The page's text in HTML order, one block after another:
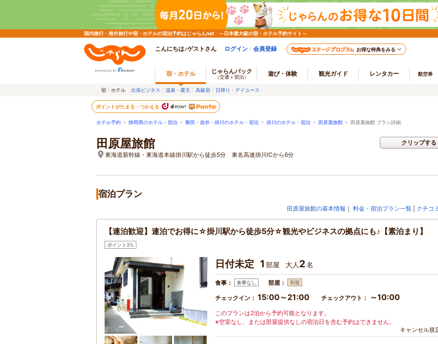
国内旅行・海外旅行や宿・ホテルの宿泊予約はじゃらんnet ～日本最大級の宿・ホテル予約サイト～
こんにちは♪ゲストさん ログイン 会員登録 お得な特典をみる
宿・ホテル じゃらんパック
（交通＋宿泊） 遊び・体験 観光ガイド レンタカー 航空券
宿・ホテル 出張ビジネス 温泉・露天 高級宿 日帰り・デイユース
ポイントがたまる・つかえる
ホテル予約 > 静岡県のホテル・宿泊 > 磐田・袋井・掛川のホテル・宿泊 > 掛川のホテル・宿泊 > 田原屋旅館 > 田原屋旅館 プラン詳細
田原屋旅館
東海道新幹線・東海道本線掛川駅から徒歩5分 東名高速掛川ICから6分
クリップする
宿泊プラン
田原屋旅館の基本情報 ｜ 料金・宿泊プラン一覧 クチコ
【連泊歓迎】連泊でお得に☆掛川駅から徒歩5分☆観光やビジネスの拠点にも♪【素泊まり】
ポイント2%
日付未定 1 部屋 大人 2名
食事： 食事なし 部屋： 和室
チェックイン： 15:00～21:00 チェックアウト： ～10:00
このプランは2泊から予約可能となります。
※空室なし、または部屋提供なしの宿泊日を含む予約はできません。
キャンセル規